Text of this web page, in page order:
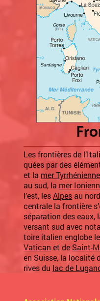
Les frontières de
quées par des
et la mer Tyrrhénienne
au sud, la mer
l’est, lesAlpesau
centrale la frontière
séparation des eaux,
versant sud avec
toire italien englobe
Vatican et de Saint-
en Suisse, la localité
rives du lac de